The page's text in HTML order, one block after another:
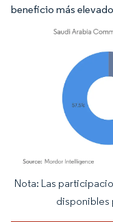
beneficio más
Imagen © Mordor
Nota: Las
disponibles